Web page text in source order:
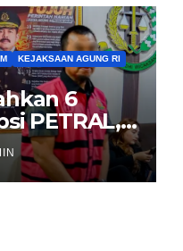
KEJAKSAAN AGUNG RI
6
PETRAL,
Tipikor